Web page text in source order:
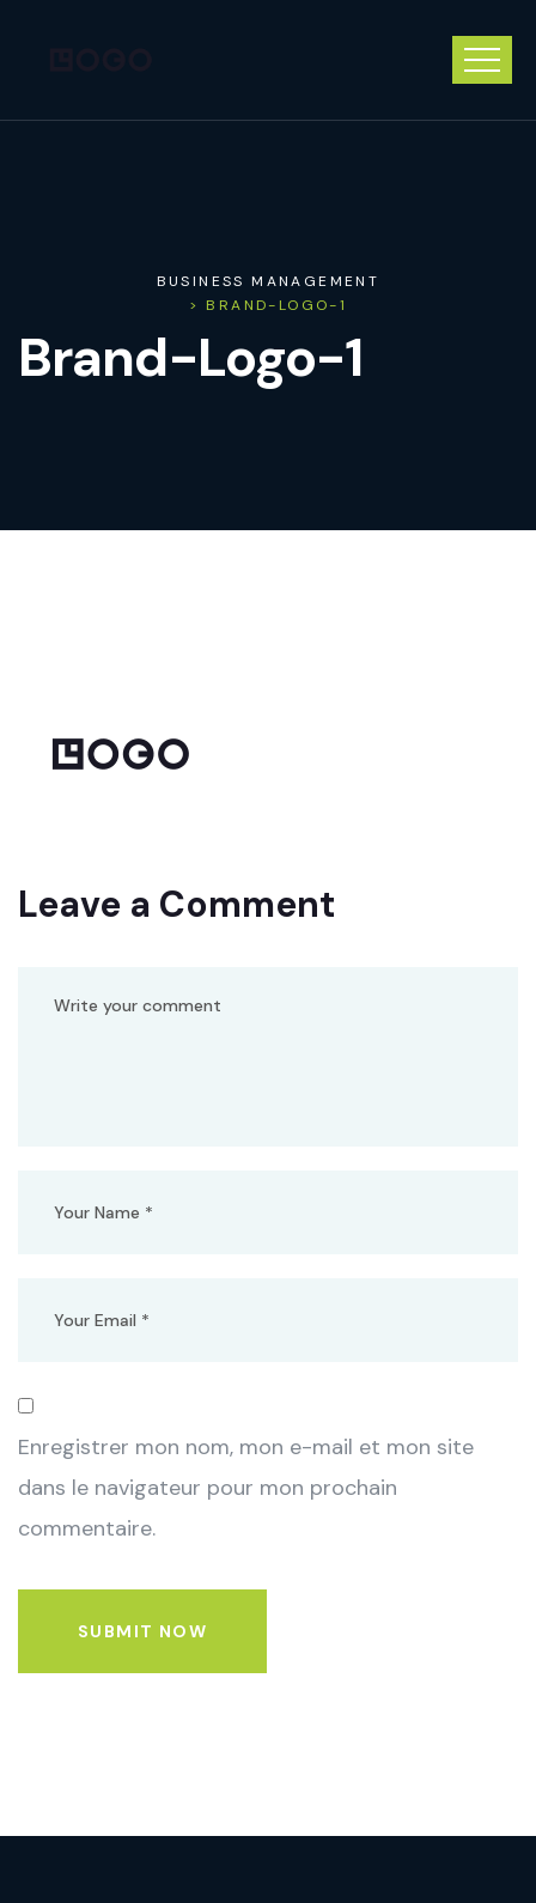
BUSINESS MANAGEMENT
> BRAND-LOGO-1
Brand-Logo-1
Leave a Comment
Enregistrer mon nom, mon e-mail et mon site
dans le navigateur pour mon prochain
commentaire.
SUBMIT NOW